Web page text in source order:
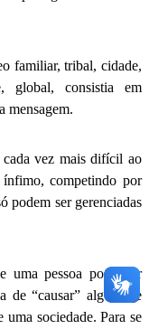
familiar, tribal, cidade,
global, consistia em
mensagem.
vez mais difícil ao
competindo por
podem ser gerenciadas
uma pessoa possa ter
de “causar” algo, que
sociedade. Para se